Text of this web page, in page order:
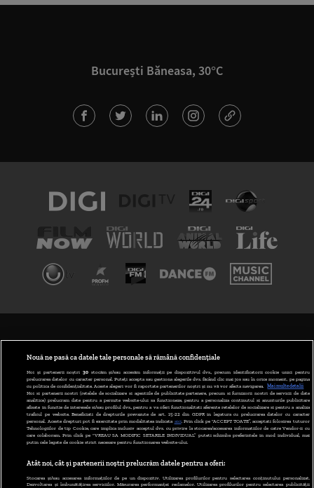
București Băneasa, 30°C
ABONARE DIGI TV
GESTIONAȚI PREFERINȚELE
CODUL DIGI24
CAMERE WEB
CONTACT/INFO
Nouă ne pasă ca datele tale personale să rămână confidențiale
Noi și partenerii noștri 30stocăm și/sau accesăm informații pe dispozitivul dvs., precum identificatorii cookie unici pentru
prelucrarea datelor cu caracter personal. Puteți accepta sau gestiona alegerile dvs. făcând clic mai jos sau în orice moment, pe pagina
cu politica de confidențialitate. Aceste alegeri vor fi raportate partenerilor noștri și nu vă vor afecta navigarea.
Mai multe detalii
Noi si partenerii nostri (retelele de socializare si agentiile de publicitate partenere, precum si furnizorii nostri de servicii de date
analitice) prelucram date pentru a permite website-ului sa functioneze, pentru a personaliza continutul si anunturile publicitare
afisate in functie de interesele si/sau profilul dvs., pentru a va oferi functionalitati aferente retelelor de socializare si pentru a analiza
traficul pe website. Beneficiati de drepturile prevazute de art. 15-22 din GDPR in legatura cu prelucrarea datelor cu caracter
personal. Aceste drepturi pot fi exercitate prin modalitatea indicata aici. Prin click pe “ACCEPT TOATE”, acceptati folosirea tuturor
Tehnologiilor de tip Cookie, care implica inclusiv acceptul dvs. cu privire la stocarea/accesarea informatiilor de catre Vendor-ii cu
care colaboram. Prin click pe “VREAU SA MODIFIC SETARILE INDIVIDUAL” puteti schimba preferintele in mod individual, mai
putin cele legate de cookie strict necesare pentru functionarea website-ului.
Atât noi, cât și partenerii noștri prelucrăm datele pentru a oferi:
Stocarea și/sau accesarea informațiilor de pe un dispozitiv. Utilizarea profilurilor pentru selectarea conținutului personalizat.
Dezvoltarea și îmbunătățirea serviciilor. Măsurarea performanței reclamelor. Utilizarea profilurilor pentru selectarea publicității